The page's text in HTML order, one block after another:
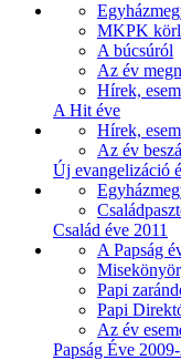
MKPK
A búcsúról
Az év
Hírek,
A Hit éve
Hírek,
Az év
Új evangelizáció
Család éve 2011
A Papság
Papi
Papi
Az év
Papság Éve